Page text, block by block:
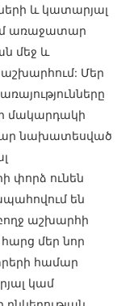
և կատարյալ
առաջատար
մեջ և
աշխարհում: Մեր
մակարդակի
նախատեսված
փորձ ունեն
են
աշխարհի
մեր նոր
համար
կամ